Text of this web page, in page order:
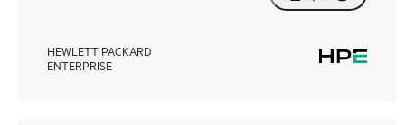
HEWLETT PACKARD
ENTERPRISE